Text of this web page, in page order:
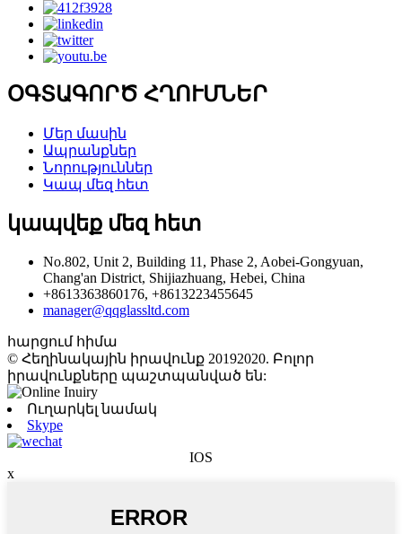
ՕԳՏԱԳՈՐԾ ՀՂՈՒՄՆԵՐ
Մեր մասին
Ապրանքներ
Նորություններ
Կապ մեզ հետ
կապվեք մեզ հետ
No.802, Unit 2, Building 11, Phase 2, Aobei-Gongyuan,
Chang'an District, Shijiazhuang, Hebei, China
+8613363860176, +8613223455645
manager@qqglassltd.com
հարցում հիմա
© Հեղինակային իրավունք 20192020. Բոլոր
իրավունքները պաշտպանված են:
Ուղարկել նամակ
Skype
IOS
x